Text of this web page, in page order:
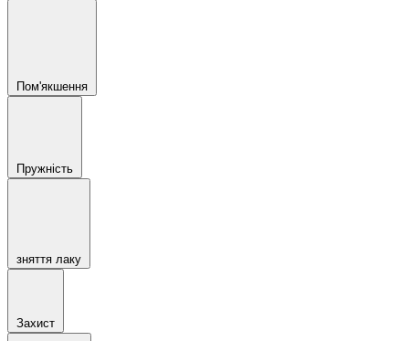
Пом'якшення
Пружність
зняття лаку
Захист